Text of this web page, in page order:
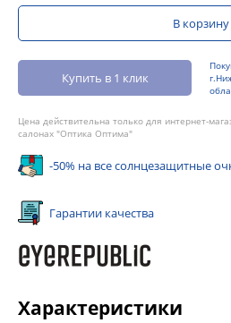
В корзину
Купить в 1 клик
Цена действительна только для интернет-
салонах "Оптика Оптима"
-50% на все солнцезащитные
Гарантии качества
Характеристики